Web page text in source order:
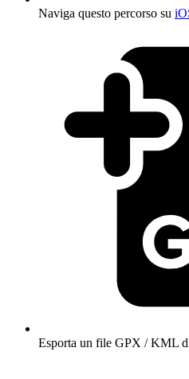
Naviga questo percorso su
Esporta un file GPX / KML